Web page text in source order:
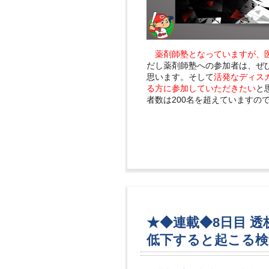
薬剤師塾となっていますが、
だし薬剤師塾への参加者は、ぜ
思います。そして活発なディス
る方に参加していただきたいと
者数は200名を超えていますの
★◆連載◆8日目 透
低下すると起こる